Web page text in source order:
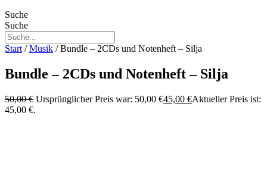
Suche
Suche
Start /Musik / Bundle – 2CDs und Notenheft – Silja
Bundle – 2CDs und Notenheft – Silja
50,00€ Ursprünglicher Preis war: 50,00 €45,00 €Aktueller Preis ist:
45,00 €.